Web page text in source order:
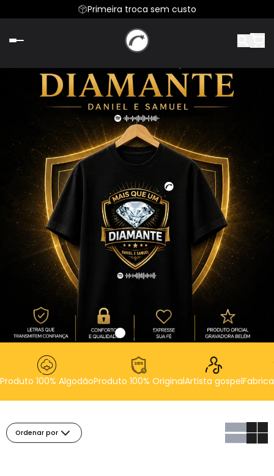
Primeira troca sem custo
Produto 100% AlgodãoProduto 100% OriginalArtista gospel
Ordenar por